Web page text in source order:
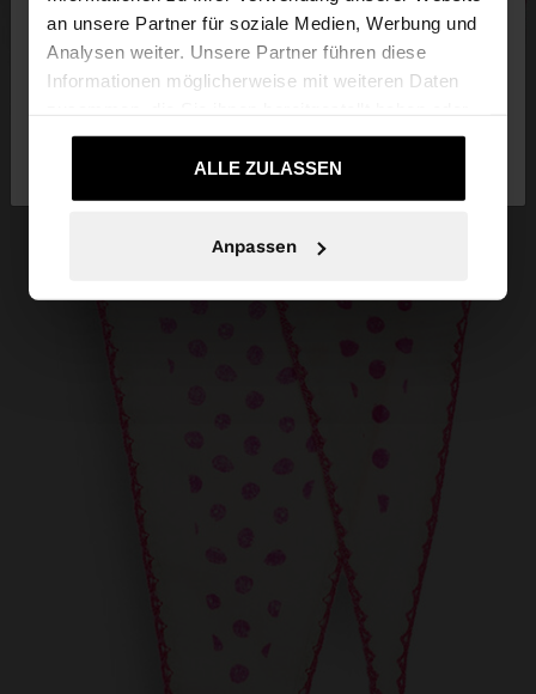
an unsere Partner für soziale Medien, Werbung und
Analysen weiter. Unsere Partner führen diese
Informationen möglicherweise mit weiteren Daten
die sie im Rahmen Ihrer Nutzung der Dienste
gesammelt haben.ALLE ZULASSEN
Anpassen
Möchten Sie unsere United States Website
Ja, bringen Sie mich zu
United States